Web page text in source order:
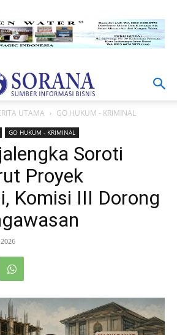
UTAMA GO HUKUM - KRIMINAL
GO HUKUM - KRIMINAL
Soroti
Proyek
Komisi III Dorong